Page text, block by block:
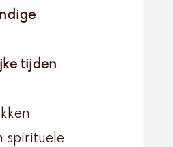
tijden,
spirituele